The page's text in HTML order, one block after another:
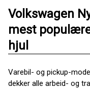
Volkswagen
mest
hjul
Varebil- og pickup-
dekker alle arbeid- og